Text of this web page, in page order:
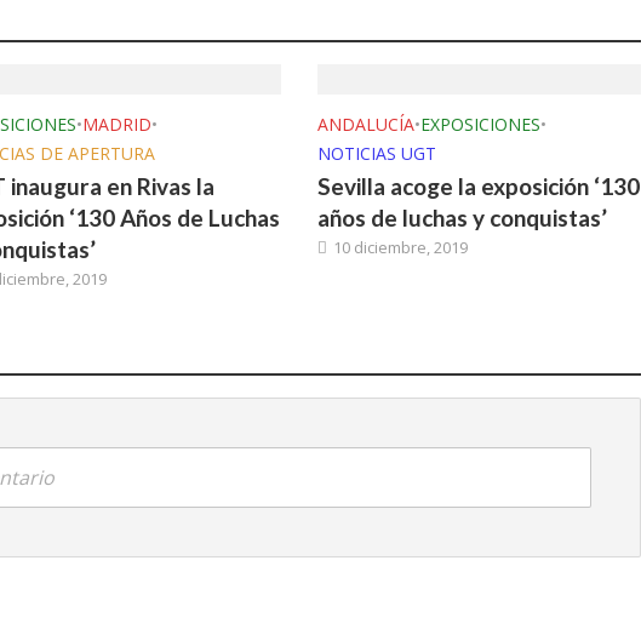
•MADRID•
DE APERTURA
inaugura en Rivas la
‘130 Años de Luchas
2019
ANDALUCÍA•EXPOSICIONES•
NOTICIAS UGT
Sevilla acoge la exposición ‘130
años de luchas y conquistas’
10 diciembre, 2019